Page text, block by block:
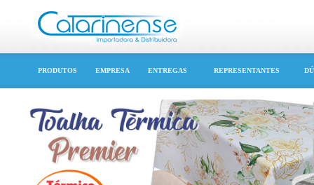
PRODUTOS EMPRESA ENTREGAS REPRESENTANTES